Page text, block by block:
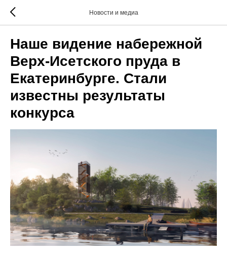
Новости и медиа
Наше видение набережной
Верх-Исетского пруда в
Екатеринбурге. Стали
известны результаты
конкурса